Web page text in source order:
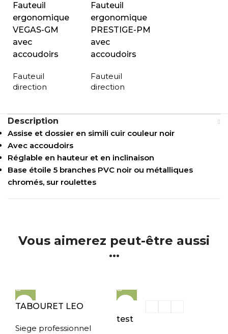
Fauteuil
ergonomique
VEGAS-GM
avec
accoudoirs
Fauteuil
direction
Fauteuil
ergonomique
PRESTIGE-PM
avec
accoudoirs
Fauteuil
direction
Description
Assise et dossier en simili cuir couleur noir
Avec accoudoirs
Réglable en hauteur et en inclinaison
Base étoile 5 branches PVC noir ou métalliques
chromés, sur roulettes
Vous aimerez peut-être aussi
...
TABOURET LEO
Siege professionnel
test